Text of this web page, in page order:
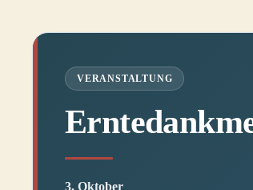
VERANSTALTUNG
3. Oktober